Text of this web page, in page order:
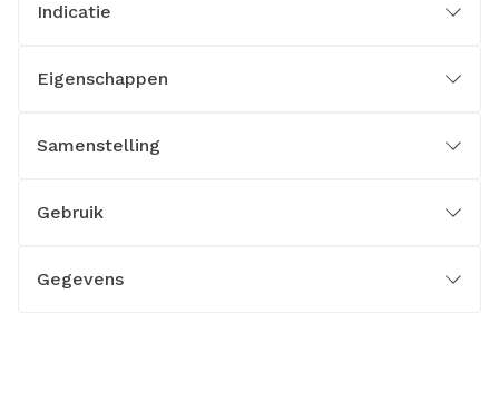
Indicatie
Eigenschappen
Samenstelling
Gebruik
Gegevens